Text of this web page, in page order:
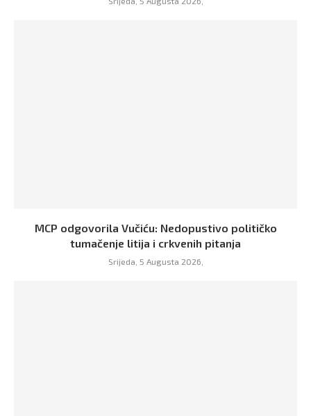
MCP odgovorila Vučiću: Nedopustivo političko
tumačenje litija i crkvenih pitanja
Srijeda, 5 Augusta 2026,